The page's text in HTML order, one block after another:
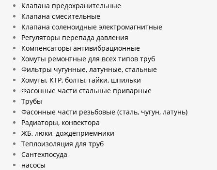
Клапана предохранительные
Клапана смесительные
Клапана соленоидные электромагнитные
Регуляторы перепада давления
Компенсаторы антивибрационные
Хомуты ремонтные для всех типов труб
Фильтры чугунные, латунные, стальные
Хомуты, КТР, болты, гайки, шпильки
Фасонные части стальные приварные
Трубы
Фасонные части резьбовые (сталь, чугун, латунь)
Радиаторы, конвектора
ЖБ, люки, дождеприемники
Теплоизоляция для труб
Сантехпосуда
насосы